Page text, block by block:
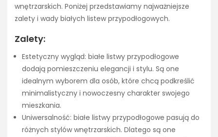
wnętrzarskich. Poniżej przedstawiamy najważniejsze
zalety i wady białych listew przypodłogowych.
Zalety:
Estetyczny wygląd: białe listwy przypodłogowe
dodają pomieszczeniu elegancji i stylu. Są one
idealnym wyborem dla osób, które chcą podkreślić
minimalistyczny i nowoczesny charakter swojego
mieszkania.
Uniwersalność: białe listwy przypodłogowe pasują do
różnych stylów wnętrzarskich. Dlatego są one